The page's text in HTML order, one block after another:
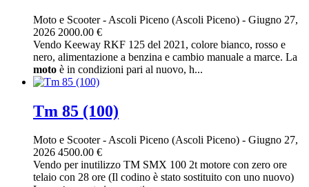
Moto e Scooter- Ascoli Piceno (Ascoli Piceno) - Giugno 27,
2026 2000.00 €
Vendo Keeway RKF 125 del 2021, colore bianco, rosso e
nero, alimentazione a benzina e cambio manuale a marce. La
moto è in condizioni pari al nuovo, h...
Tm 85 (100)
Moto e Scooter-Ascoli Piceno (Ascoli Piceno) - Giugno 27,
2026 4500.00 €
Vendo per inutilizzo TM SMX 100 2t motore con zero ore
telaio con 28 ore (Il codino è stato sostituito con uno nuovo)